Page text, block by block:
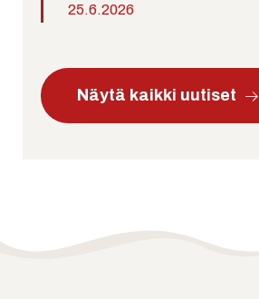
25.6.2026
Näytä kaikki uutiset